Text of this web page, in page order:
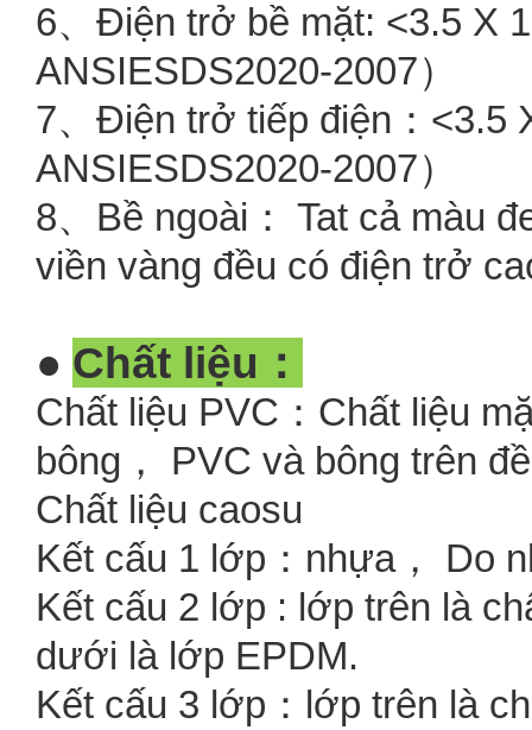
6、Điện trở bề mặt: <3.5 X
ANSIESDS2020-2007）
7、Điện trở tiếp điện：<3.5
ANSIESDS2020-2007）
8、Bề ngoài： Tat cả màu
viền vàng đều có điện trở
● Chất liệu：
Chất liệu PVC：Chất liệu
bông， PVC và bông trên
Chất liệu caosu
Kết cấu 1 lớp：nhựa， Do
Kết cấu 2 lớp : lớp trên là
dưới là lớp EPDM.
Kết cấu 3 lớp：lớp trên là